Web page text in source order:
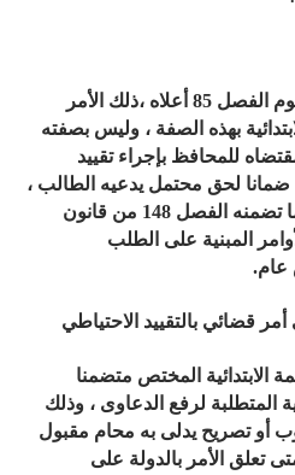
يقصد بالأمر القضائي في مفهوم الفصل 85 أعلاه ،ذلك الأمر
بهذه الصفة ، وليس بصفته
للمحافظ بإجراء تقييد
لحق محتمل يدعيه الطالب ،
ولا يدخل هذا الأمر في إطار ما تضمنه الفصل 148 من قانون
المبنية على الطلب
عام.
قضائي بالتقييد الاحتياطي
الابتدائية المختص متضمنا
لرفع الدعاوى ، وذلك
أو تصريح يدلى به محام مقبول
تعلق الأمر بالدولة على